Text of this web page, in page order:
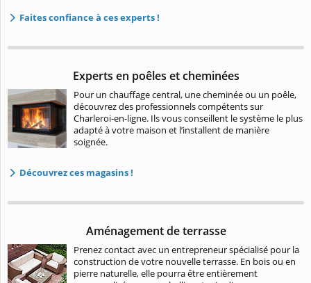
Faites confiance à ces experts !
Experts en poêles et cheminées
Pour un chauffage central, une cheminée ou un poêle,
découvrez des professionnels compétents sur
Charleroi-en-ligne. Ils vous conseillent le système le plus
adapté à votre maison et l’installent de manière
soignée.
Découvrez ces magasins !
Aménagement de terrasse
Prenez contact avec un entrepreneur spécialisé pour la
construction de votre nouvelle terrasse. En bois ou en
pierre naturelle, elle pourra être entièrement